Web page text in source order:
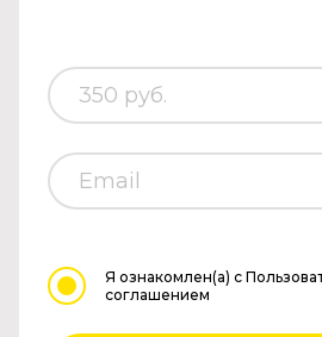
Я ознакомлен(а) с
соглашением